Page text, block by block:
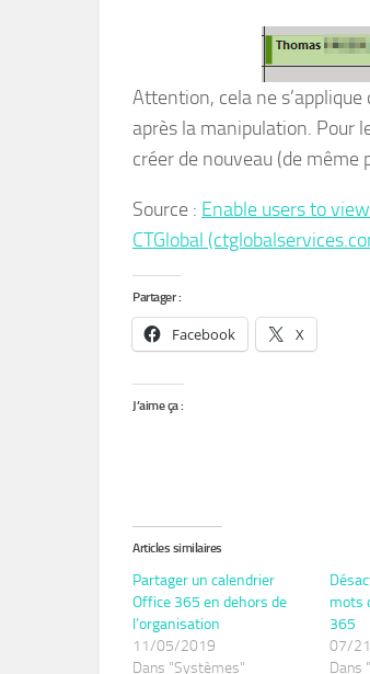
Attention, cela ne
après la manipulation. Pour
créer de nouveau (de même
Source : Enable users to
CTGlobal
Partager :
Facebook X
J’aime ça :
Articles similaires
Partager un calendrier
Office 365 en dehors de
l’organisation
11/05/2019
Dans "Systèmes"
mots
365
07/
Dans